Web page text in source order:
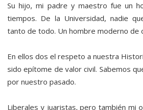
Su hijo, mi padre y maestro fue un
tiempos. De la Universidad, nadie
tanto de todo. Un hombre moderno de
En ellos dos el respeto a nuestra
sido epítome de valor civil. Sabemos
por nuestro pasado.
Liberales y juaristas, pero también mi